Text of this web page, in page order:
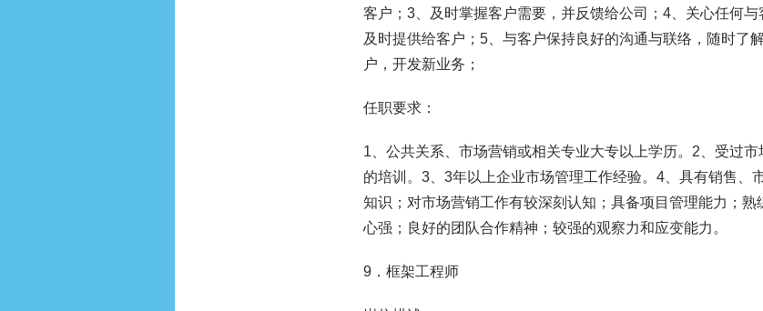
客户；3、及时掌握客户需要，并反馈给公司；4、关心任何
及时提供给客户；5、与客户保持良好的沟通与联络，随时了
户，开发新业务；
任职要求：
1、公共关系、市场营销或相关专业大专以上学历。2、受过
的培训。3、3年以上企业市场管理工作经验。4、具有销售、
知识；对市场营销工作有较深刻认知；具备项目管理能力；
心强；良好的团队合作精神；较强的观察力和应变能力。
9．框架工程师